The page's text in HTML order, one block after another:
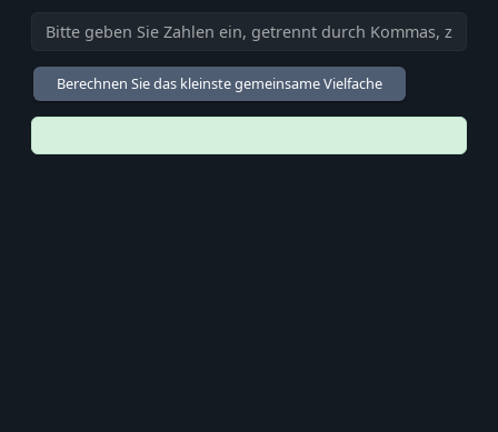
Berechnen Sie das kleinste gemeinsame Vielfache